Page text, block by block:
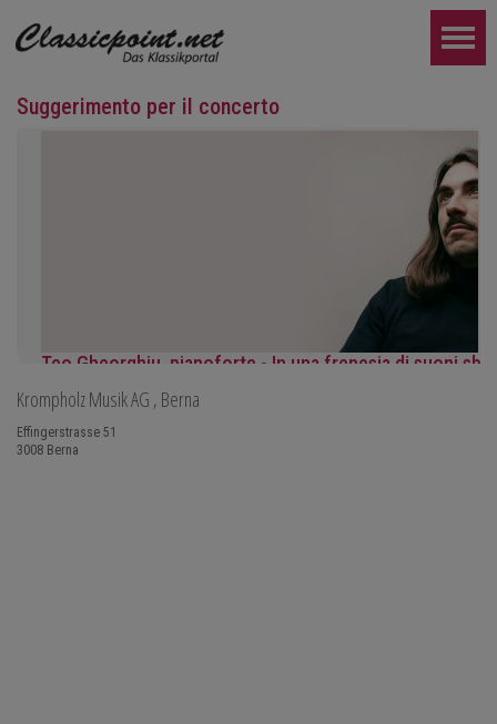
Suggerimento per il concerto
Teo Gheorghiu, pianoforte - In una frenesia di suoni
Recital pianistico
ULTERIORE...
Krompholz Musik AG , Berna
Effingerstrasse 51
3008 Berna